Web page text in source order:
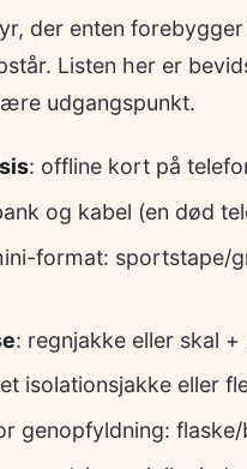
der enten
Listen her er
udgangspunkt.
: offline kort på
og kabel (en død
format: sportstape/
: regnjakke eller skal
isolationsjakke eller
genopfyldning: